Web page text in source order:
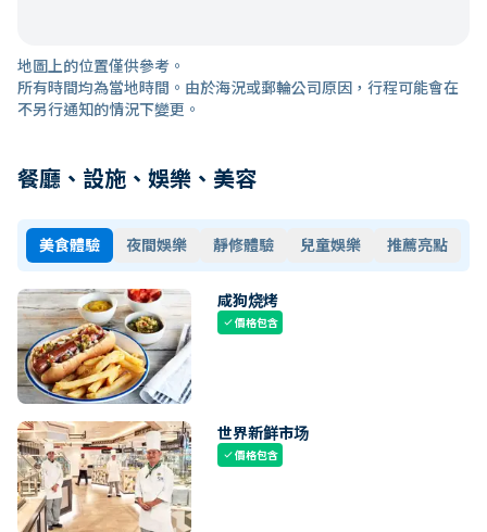
地圖上的位置僅供參考。
所有時間均為當地時間。由於海況或郵輪公司原因，行程可能會在
不另行通知的情況下變更。
餐廳、設施、娛樂、美容
美食體驗 夜間娛樂 靜修體驗 兒童娛樂 推薦亮點
咸狗烧烤
check價格包含
世界新鲜市场
check價格包含